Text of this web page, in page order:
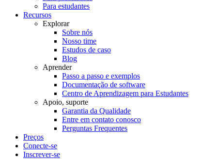
Para estudantes
Recursos
Explorar
Sobre nós
Nosso time
Estudos de caso
Blog
Aprender
Passo a passo e exemplos
Documentação de software
Centro de Aprendizagem para Estudantes
Apoio, suporte
Garantia da Qualidade
Entre em contato conosco
Perguntas Frequentes
Preços
Conecte-se
Inscrever-se